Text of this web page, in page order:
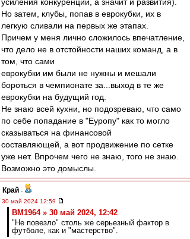
Но затем, клубы, попав в еврокубки, их в
легкую сливали на первых же этапах.
Причем у меня лично сложилось впечатление,
что дело не в отстойности наших команд, а в
том, что сами
еврокубки им были не нужны и мешали
бороться в чемпионате за...выход в те же
еврокубки на будущий год.
Не знаю всей кухни, но подозреваю, что само
по себе попадание в "Еуропу" как то могло
сказываться на финансовой
составляющей, а вот продвижение по сетке
уже нет. Впрочем чего не знаю, того не знаю.
Возможно это домыслы.
Край -
30 май 2024 12:59
BM1964 » 30 май 2024, 12:42
"Не повезло" столь же серьезный фактор в
футболе, как и "мастерство".